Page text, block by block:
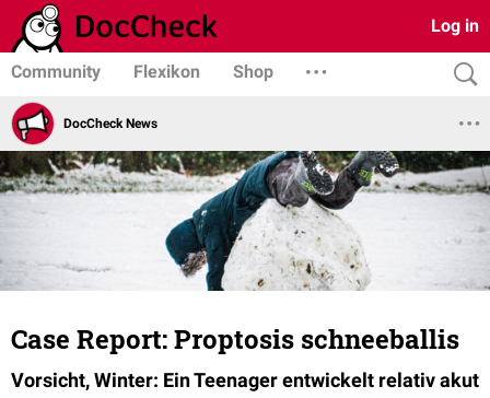
Log in
Community Flexikon Shop
DocCheck News
Case Report: Proptosis schneeballis
Vorsicht, Winter: Ein Teenager entwickelt relativ akut